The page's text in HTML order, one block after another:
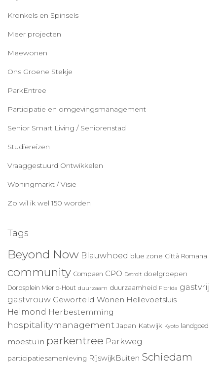
Kronkels en Spinsels
Meer projecten
Meewonen
Ons Groene Stekje
ParkEntree
Participatie en omgevingsmanagement
Senior Smart Living / Seniorenstad
Studiereizen
Vraaggestuurd Ontwikkelen
Woningmarkt / Visie
Zo wil ik wel 150 worden
Tags
Beyond Now Blauwhoed blue zone Città Romana
community Compaen CPO Detroit doelgroepen
Dorpsplein Mierlo-Hout duurzaam duurzaamheid Florida gastvrij
gastvrouw Geworteld Wonen Hellevoetsluis
Helmond Herbestemming
hospitalitymanagement Japan Katwijk Kyoto landgoed
moestuin parkentree Parkweg
participatiesamenleving RijswijkBuiten Schiedam